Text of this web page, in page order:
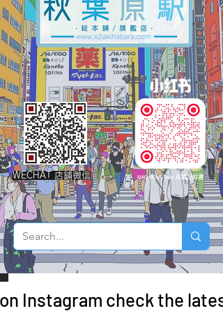
WECHAT 店鋪微信
Instagram check the